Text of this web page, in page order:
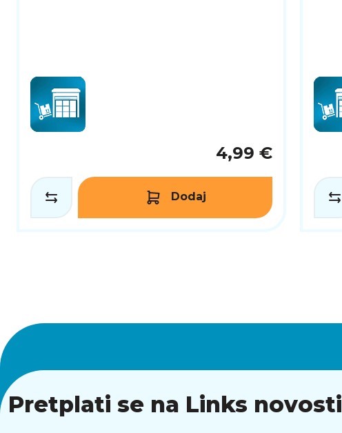
4,99 €
Dodaj
Pretplati se na Links novosti